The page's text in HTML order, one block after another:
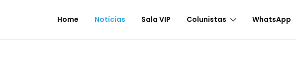
Home Notícias Sala VIP Colunistas WhatsApp